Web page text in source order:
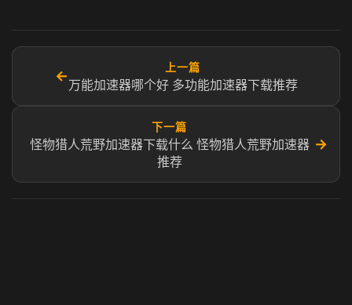
←
上一篇
万能加速器哪个好 多功能加速器下载推荐
下一篇
怪物猎人荒野加速器下载什么 怪物猎人荒野加速器
推荐
→